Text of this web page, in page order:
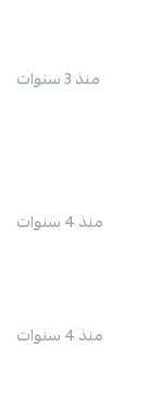
منذ 3 سنوات
منذ 4 سنوات
منذ 4 سنوات